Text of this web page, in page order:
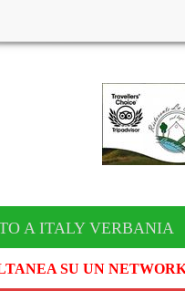
A ITALY VERBANIA
SU UN